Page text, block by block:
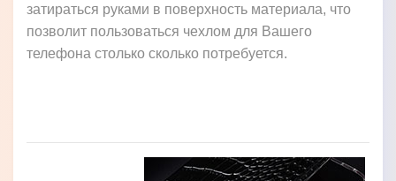
затираться руками в поверхность материала, что
позволит пользоваться чехлом для Вашего
телефона столько сколько потребуется.